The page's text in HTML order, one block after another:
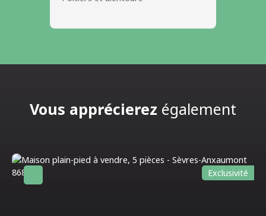
Vous apprécierez également
Exclusivité